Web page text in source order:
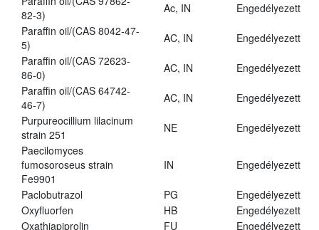
82-3)
Ac, IN
Engedélyezett
Paraffin oil/(CAS 8042-47-
5)
AC, IN
Engedélyezett
Paraffin oil/(CAS 72623-
86-0)
AC, IN
Engedélyezett
Paraffin oil/(CAS 64742-
46-7)
AC, IN
Engedélyezett
Purpureocillium lilacinum
strain 251
NE
Engedélyezett
Paecilomyces
fumosoroseus strain
Fe9901
IN Engedélyezett
Paclobutrazol PG
Engedélyezett
Oxyfluorfen
HB
Engedélyezett
Oxathiapiprolin
FU
Engedélyezett